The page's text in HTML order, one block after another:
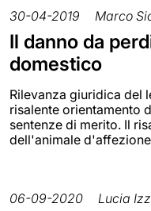
30-04-2019 Marco
Il danno da
domestico
Rilevanza giuridica del
risalente orientamento
sentenze di merito. Il
dell'animale d'affezione
06-09-2020 Lucia